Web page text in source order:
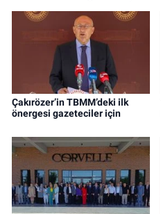
Çakırözer’in TBMM’deki ilk
önergesi gazeteciler için